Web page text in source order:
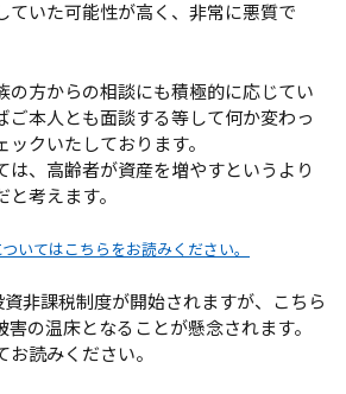
ていた可能性が高く、非常に悪質で
の方からの相談にも積極的に応じてい
ご本人とも面談する等して何か変わっ
クいたしております。
は、高齢者が資産を増やすというより
と考えます。
いてはこちらをお読みください。
非課税制度が開始されますが、こちら
の温床となることが懸念されます。
読みください。